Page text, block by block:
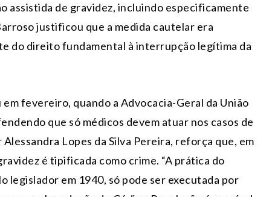
assistida de gravidez, incluindo especificamente
justificou que a medida cautelar era
do direito fundamental à interrupção legítima da
fevereiro, quando a Advocacia-Geral da União
que só médicos devem atuar nos casos de
Lopes da Silva Pereira, reforça que, em
é tipificada como crime. “A prática do
legislador em 1940, só pode ser executada por